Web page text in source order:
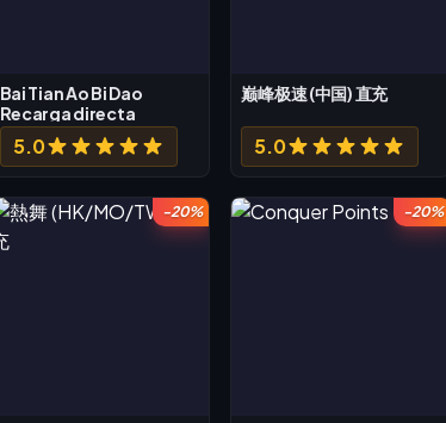
Bai Tian Ao Bi Dao
Recarga directa
5.0
巅峰极速 (中国) 直充
5.0
-20% -20%